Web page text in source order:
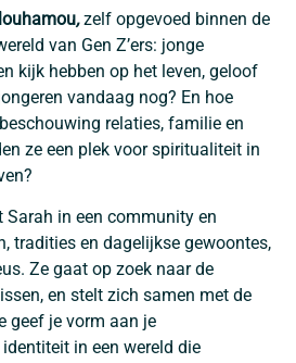
,zelf opgevoed binnen de
van Gen Z’ers: jonge
kijk hebben op het leven, geloof
vandaag nog? En hoe
relaties, familie en
ze een plek voor spiritualiteit in
Sarah in een community en
tradities en dagelijkse gewoontes,
Ze gaat op zoek naar de
en stelt zich samen met de
geef je vorm aan je
in een wereld die